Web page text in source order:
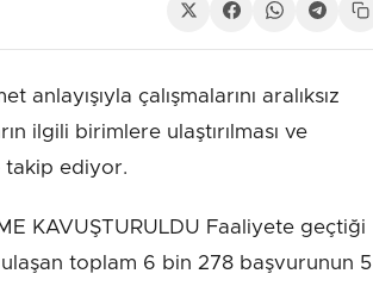
çalışmalarını aralıksız
ilgili birimlere ulaştırılması ve
takip ediyor.
KAVUŞTURULDU Faaliyete geçtiği
toplam 6 bin 278 başvurunun 5